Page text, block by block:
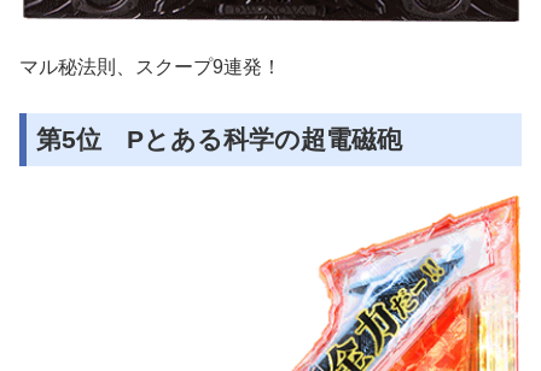
マル秘法則、スクープ9連発！
第5位 Pとある科学の超電磁砲